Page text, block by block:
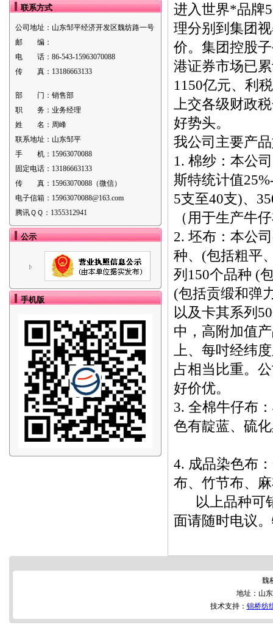
联系方式
公司地址： 山东邹平经济开发区魏纺路一号
邮 编：
电 话： 86-543-15963070088
传 真： 13186663133
部 门： 销售部
职 务： 业务经理
姓 名： 周峰
联系地址： 山东邹平
手 机： 15963070088
固定电话： 13186663133
传 真： 15963070088（微信）
电子信箱： 15963070088@163.com
腾讯ＱＱ： 1355312941
公示
手机版
进入世界*品牌
理分别到集团
价。集团控股
港证券市场已
1150亿元、利
上交各级财政
好势头。
我公司主要产
1. 棉纱：本公
斯特统计值
5支至40支)、
（用于生产牛
2. 坯布：本公
种、(包括粗平
列150个品种 (
(包括贡缎和弹
以及卡其系列
中，高附加值
上、每吋经纬
占相当比重。
好价优。
3. 全棉牛仔布
色有靛蓝
4. 成品染色布
布、竹节布、
以上品种可
面请随时电议
魏
地址：山
技术支持： 锦桥纺